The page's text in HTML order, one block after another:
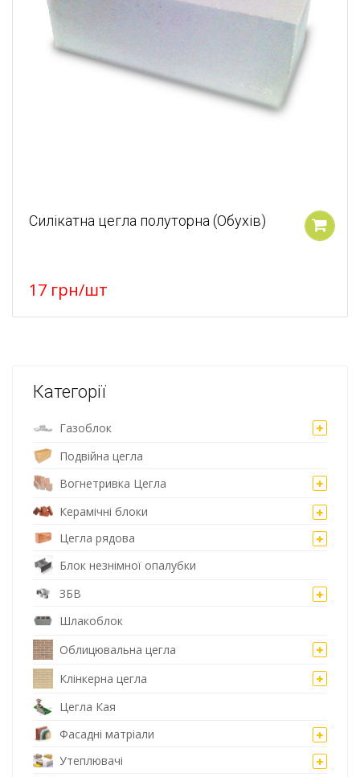
Силікатна цегла полуторна (Обухів)
17 грн/шт
Категорії
Газоблок
Подвійна цегла
Вогнетривка Цегла
Керамічні блоки
Цегла рядова
Блок незнімної опалубки
ЗБВ
Шлакоблок
Облицювальна цегла
Клінкерна цегла
Цегла Кая
Фасадні матріали
Утеплювачі